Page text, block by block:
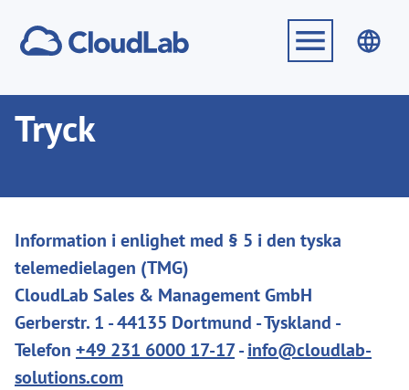
Tryck
Information i enlighet med § 5 i den tyska
telemedielagen (TMG)
CloudLab Sales & Management GmbH
Gerberstr. 1 - 44135 Dortmund - Tyskland -
Telefon +49 231 6000 17-17-info@cloudlab-
solutions.com